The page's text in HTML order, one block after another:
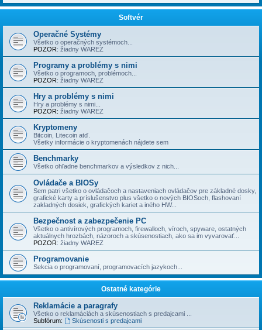
Softvér
Operačné Systémy
Všetko o operačných systémoch...
POZOR: žiadny WAREZ
Programy a problémy s nimi
Všetko o programoch, problémoch...
POZOR: žiadny WAREZ
Hry a problémy s nimi
Hry a problémy s nimi...
POZOR: žiadny WAREZ
Kryptomeny
Bitcoin, Litecoin atď.
Všetky informácie o kryptomenách nájdete sem
Benchmarky
Všetko ohľadne benchmarkov a výsledkov z nich...
Ovládače a BIOSy
Sem patri všetko o ovládačoch a nastaveniach ovládačov pre základné dosky,
grafické karty a príslušenstvo plus všetko o nových BIOSoch, flashovaní
zakladných dosiek, grafických kariet a iného HW...
Bezpečnost a zabezpečenie PC
Všetko o antivírových programoch, firewalloch, víroch, spyware, ostatných
aktuálnych hrozbách, názoroch a skúsenostiach, ako sa im vyvarovať...
POZOR: žiadny WAREZ
Programovanie
Sekcia o programovaní, programovacích jazykoch...
Ostatné kategórie
Reklamácie a paragrafy
Všetko o reklamáciách a skúsenostiach s predajcami ...
Subfórum:
Skúsenosti s predajcami